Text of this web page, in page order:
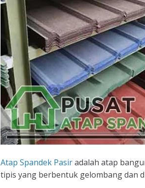
Atap Spandek Pasiradalah atap
tipis yang berbentuk gelombang dan